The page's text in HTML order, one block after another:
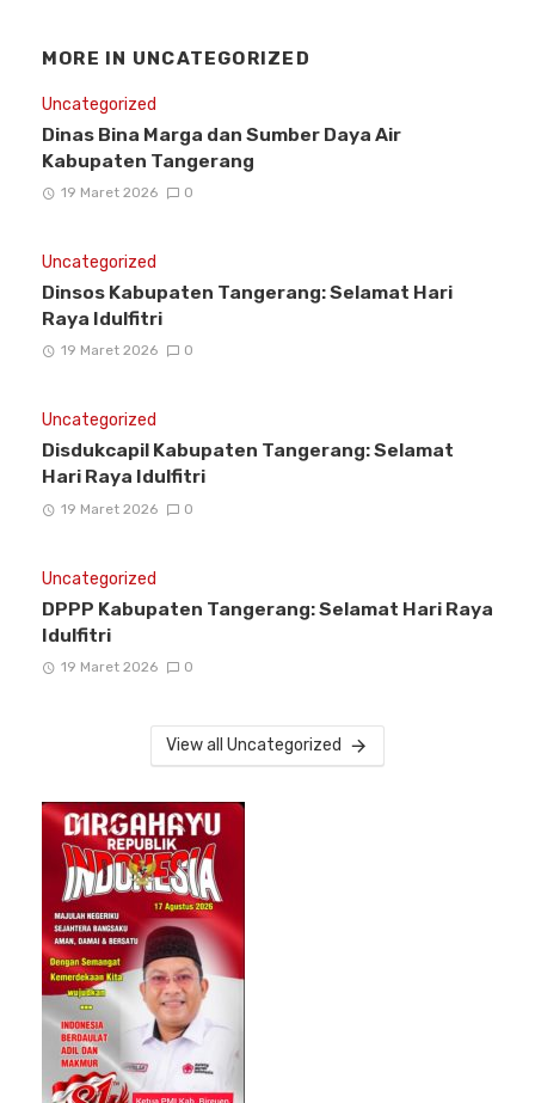
MORE IN UNCATEGORIZED
Uncategorized
Dinas Bina Marga dan Sumber Daya Air
Kabupaten Tangerang
19 Maret 2026 0
Uncategorized
Dinsos Kabupaten Tangerang: Selamat Hari
Raya Idulfitri
19 Maret 2026 0
Uncategorized
Disdukcapil Kabupaten Tangerang: Selamat
Hari Raya Idulfitri
19 Maret 2026 0
Uncategorized
DPPP Kabupaten Tangerang: Selamat Hari Raya
Idulfitri
19 Maret 2026 0
View all Uncategorized